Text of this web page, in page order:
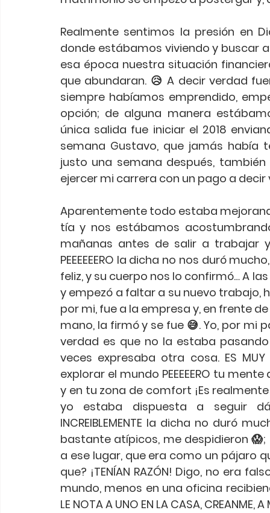
Realmente sentimos la presión en
donde estábamos viviendo y buscar
esa época nuestra situación
que abundaran. 😥 A decir verdad
siempre habíamos emprendido,
opción; de alguna manera
única salida fue iniciar el 2018
semana Gustavo, que jamás había
justo una semana después,
ejercer mi carrera con un pago a
Aparentemente todo estaba
tía y nos estábamos
mañanas antes de salir a trabajar
PEEEEEERO la dicha no nos duró
feliz, y su cuerpo nos lo confirmó… A
y empezó a faltar a su nuevo trabajo,
por mi, fue a la empresa y, en frente
mano, la firmó y se fue 😅. Yo, por mi
verdad es que no la estaba
veces expresaba otra cosa. ES
explorar el mundo PEEEEERO tu
y en tu zona de comfort ¡Es
yo estaba dispuesta a seguir
INCREIBLEMENTE la dicha no duró
bastante atípicos, me despidieron
a ese lugar, que era como un pájaro
que? ¡TENÍAN RAZÓN! Digo, no era
mundo, menos en una oficina
LE NOTA A UNO EN LA CASA, CREANME,